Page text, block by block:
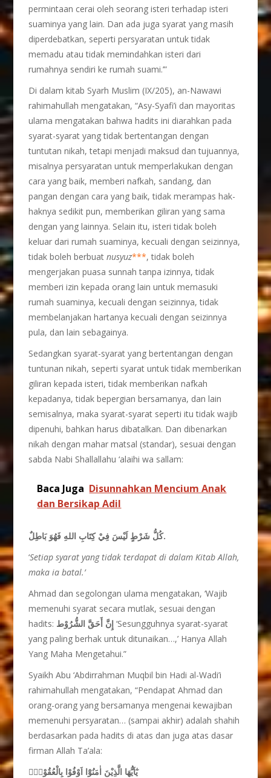
permintaan cerai oleh seorang isteri terhadap isteri
suaminya yang lain. Dan ada juga syarat yang masih
diperdebatkan, seperti persyaratan untuk tidak
memadu atau tidak memindahkan isteri dari
rumahnya sendiri ke rumah suami.’”
Di dalam kitab Syarh Muslim (IX/205), an-Nawawi
rahimahullah mengatakan, “Asy-Syafi’i dan mayoritas
ulama mengatakan bahwa hadits ini diarahkan pada
syarat-syarat yang tidak bertentangan dengan
tuntutan nikah, tetapi menjadi maksud dan tujuannya,
misalnya persyaratan untuk memperlakukan dengan
cara yang baik, memberi nafkah, sandang, dan
pangan dengan cara yang baik, tidak merampas hak-
haknya sedikit pun, memberikan giliran yang sama
dengan yang lainnya. Selain itu, isteri tidak boleh
keluar dari rumah suaminya, kecuali dengan seizinnya,
tidak boleh berbuatnusyuz***, tidak boleh
mengerjakan puasa sunnah tanpa izinnya, tidak
memberi izin kepada orang lain untuk memasuki
rumah suaminya, kecuali dengan seizinnya, tidak
membelanjakan hartanya kecuali dengan seizinnya
pula, dan lain sebagainya.
Sedangkan syarat-syarat yang bertentangan dengan
tuntunan nikah, seperti syarat untuk tidak memberikan
giliran kepada isteri, tidak memberikan nafkah
kepadanya, tidak bepergian bersamanya, dan lain
semisalnya, maka syarat-syarat seperti itu tidak wajib
dipenuhi, bahkan harus dibatalkan. Dan dibenarkan
nikah dengan mahar matsal (standar), sesuai dengan
sabda Nabi Shallallahu ‘alaihi wa sallam:
Baca Juga Disunnahkan Mencium Anak
dan Bersikap Adil
كُلُّ شَرْطٍ لَيْسَ فِيْ كِتَابِ اللهِ فَهُوَ بَاطِلٌ.
‘Setiap syarat yang tidak terdapat di dalam Kitab Allah,
maka ia batal.’
Ahmad dan segolongan ulama mengatakan, ‘Wajib
memenuhi syarat secara mutlak, sesuai dengan
hadits: إِنَّ أَحَقَّ الشُّرُوْط ‘Sesungguhnya syarat-syarat
yang paling berhak untuk ditunaikan…,’ Hanya Allah
Yang Maha Mengetahui.”
Syaikh Abu ‘Abdirrahman Muqbil bin Hadi al-Wadi’i
rahimahullah mengatakan, “Pendapat Ahmad dan
orang-orang yang bersamanya mengenai kewajiban
memenuhi persyaratan… (sampai akhir) adalah shahih
berdasarkan pada hadits di atas dan juga atas dasar
firman Allah Ta’ala:
يٰٓاَيُّهَا الَّذِيْنَ اٰمَنُوْٓا اَوْفُوْا بِالْعُقُوْدِۗ